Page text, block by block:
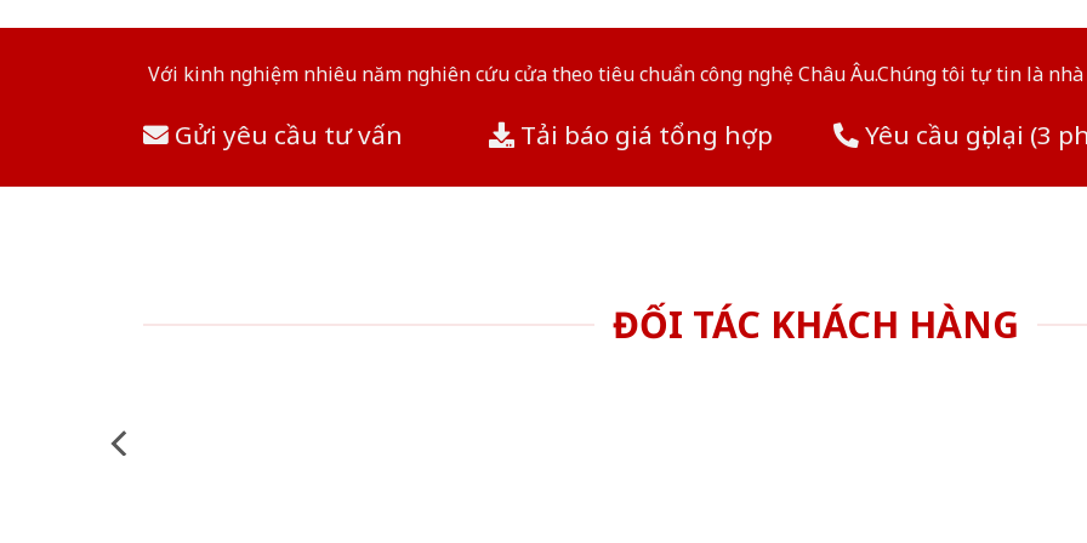
Với kinh nghiệm nhiêu năm nghiên cứu cửa theo tiêu chuẩn công nghệ Châu Âu.Chúng tôi tự tin là
Gửi yêu cầu tư vấn Tải báo giá tổng hợp Yêu cầu gọi lại (3
ĐỐI TÁC KHÁCH HÀNG